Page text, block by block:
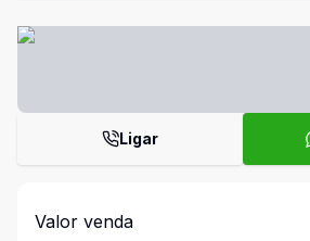
Ligar
Valor venda